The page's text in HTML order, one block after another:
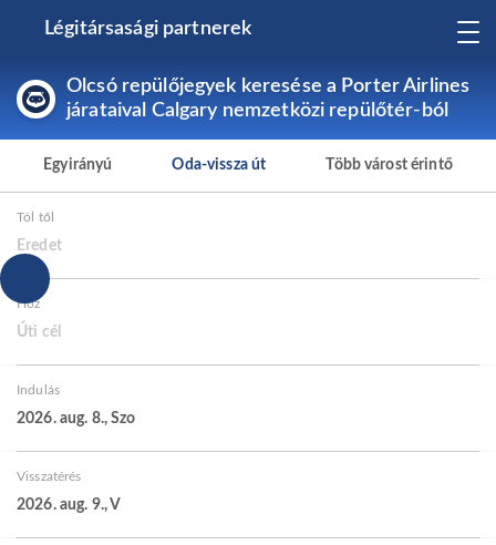
Légitársasági partnerek
Olcsó repülőjegyek keresése a Porter Airlines
járataival Calgary nemzetközi repülőtér-ból
Egyirányú Oda-vissza út Több várost érintő
Tól től
Eredet
Hoz
Úti cél
Indulás
2026. aug. 8., Szo
Visszatérés
2026. aug. 9., V